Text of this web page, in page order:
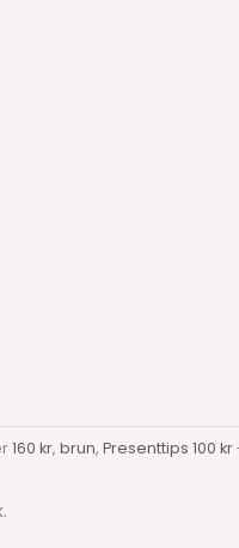
160 kr, brun, Presenttips 100 kr